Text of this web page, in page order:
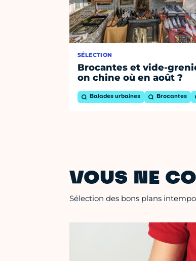
SÉLECTION
Brocantes et vide-
on chine où en août ?
Balades urbaines Brocantes
VOUS NE
Sélection des bons plans